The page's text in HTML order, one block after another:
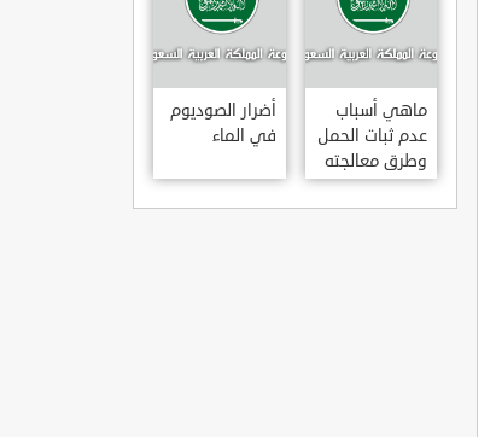
ماهي أسباب
عدم ثبات الحمل
وطرق معالجته
أضرار الصوديوم
في الماء